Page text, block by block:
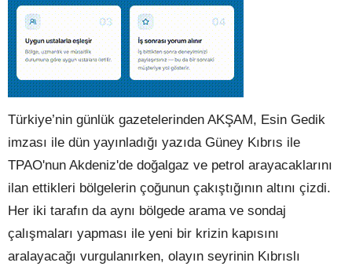
Türkiye’nin günlük gazetelerinden AKŞAM, Esin Gedik
imzası ile dün yayınladığı yazıda Güney Kıbrıs ile
TPAO'nun Akdeniz'de doğalgaz ve petrol arayacaklarını
ilan ettikleri bölgelerin çoğunun çakıştığının altını çizdi.
Her iki tarafın da aynı bölgede arama ve sondaj
çalışmaları yapması ile yeni bir krizin kapısını
aralayacağı vurgulanırken, olayın seyrinin Kıbrıslı